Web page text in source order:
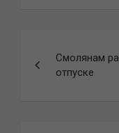
по
Смолянам
отпуске